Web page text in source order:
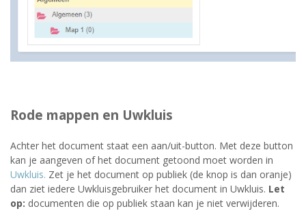
Rode mappen en Uwkluis
Achter het document staat een aan/uit-button. Met deze button
kan je aangeven of het document getoond moet worden in
Uwkluis. Zet je het document op publiek (de knop is dan oranje)
dan ziet iedere Uwkluisgebruiker het document in Uwkluis. Let
op: documenten die op publiek staan kan je niet verwijderen.